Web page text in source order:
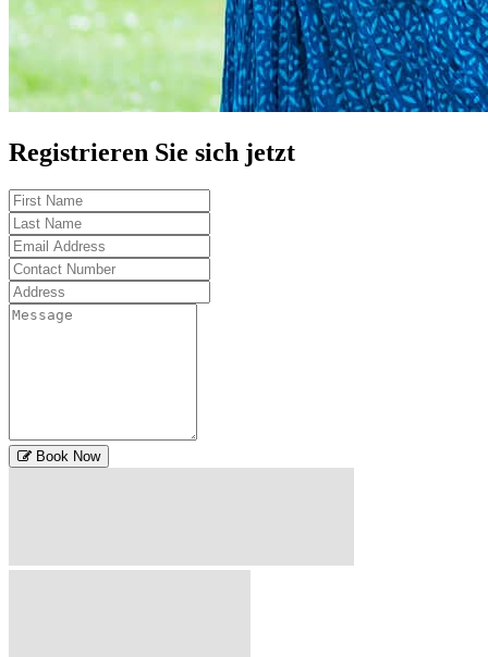
Registrieren Sie sich jetzt
Book Now